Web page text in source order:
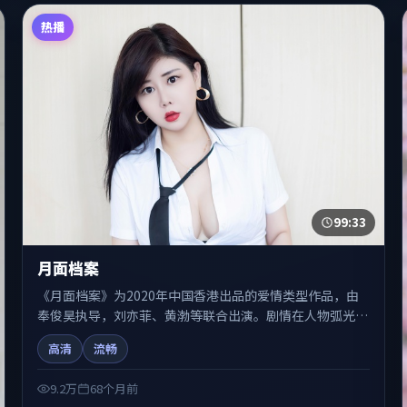
热播
99:33
月面档案
《月面档案》为2020年中国香港出品的爱情类型作品，由
奉俊昊执导，刘亦菲、黄渤等联合出演。剧情在人物弧光与
节奏推进中展开，兼具叙事张力与视听质感。适合关注国产
在线观看、热播国产剧与院线佳片的观众收藏与检索延伸。
高清 流畅
9.2万 68个月前